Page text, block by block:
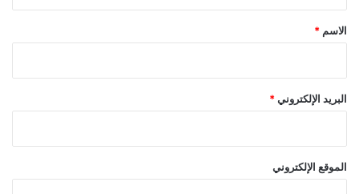
*
الاسم *
البريد الإلكتروني *
الموقع الإلكتروني